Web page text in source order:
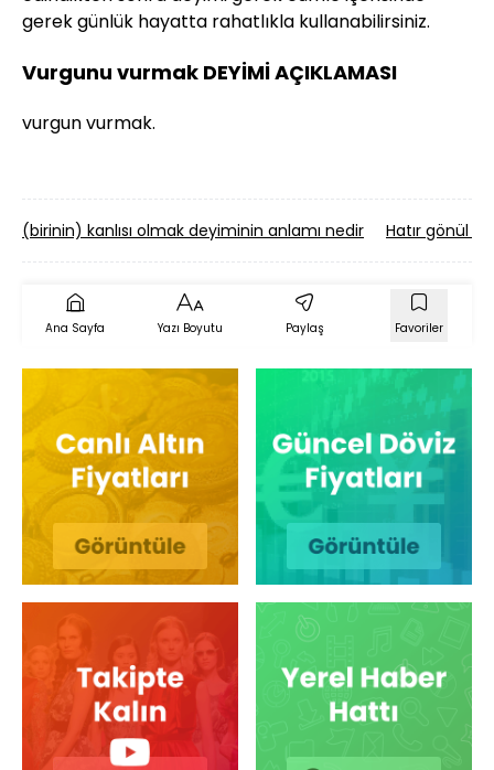
gerek günlük hayatta rahatlıkla kullanabilirsiniz.
Vurgunu vurmak DEYİMİ AÇIKLAMASI
vurgun vurmak.
(birinin) kanlısı olmak deyiminin anlamı nedir Hatır gönül
Ana Sayfa Yazı Boyutu Paylaş Favoriler